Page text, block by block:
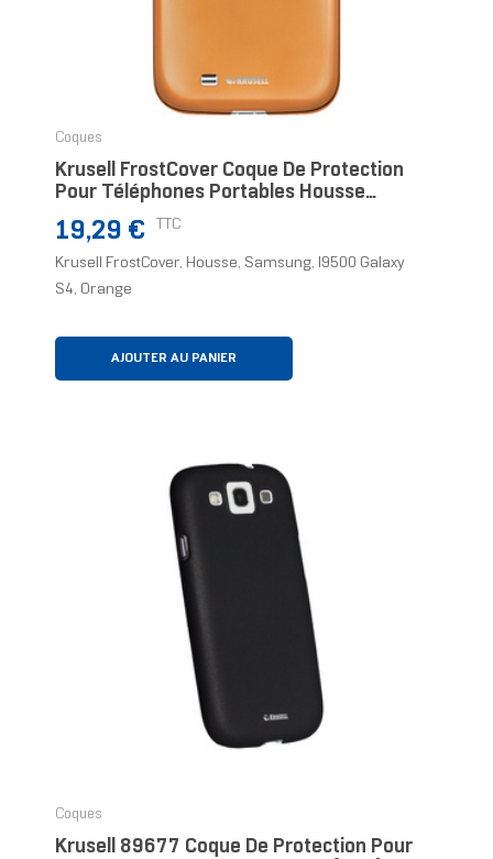
Coques
Krusell FrostCover Coque De Protection
Pour Téléphones Portables Housse
Prix
19,29 € TTC
Krusell FrostCover, Housse, Samsung, I9500 Galaxy
S4, Orange
AJOUTER AU PANIER
Coques
Krusell 89677 Coque De Protection Pour